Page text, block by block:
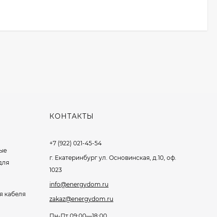
кабеля
КОНТАКТЫ
+7 (922) 021-45-54
г. Екатеринбург ул. Основинская, д.10, оф.
1023
info@energydom.ru
zakaz@energydom.ru